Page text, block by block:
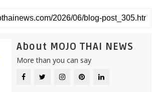
About MOJO THAI NEWS
More than you can say